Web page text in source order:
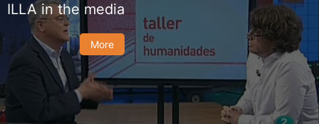
ILLA in the media
More